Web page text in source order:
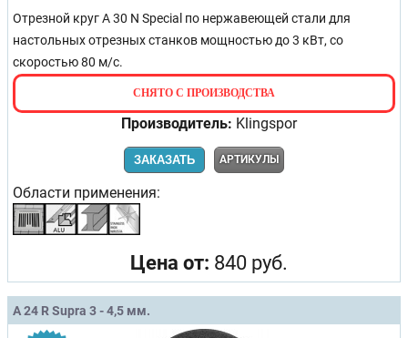
Отрезной круг A 30 N Special по нержавеющей стали для
настольных отрезных станков мощностью до 3 кВт, со
скоростью 80 м/с.
СНЯТО С ПРОИЗВОДСТВА
Производитель: Klingspor
ЗАКАЗАТЬ АРТИКУЛЫ
Области применения:
Цена от: 840 руб.
A 24 R Supra 3 - 4,5 мм.